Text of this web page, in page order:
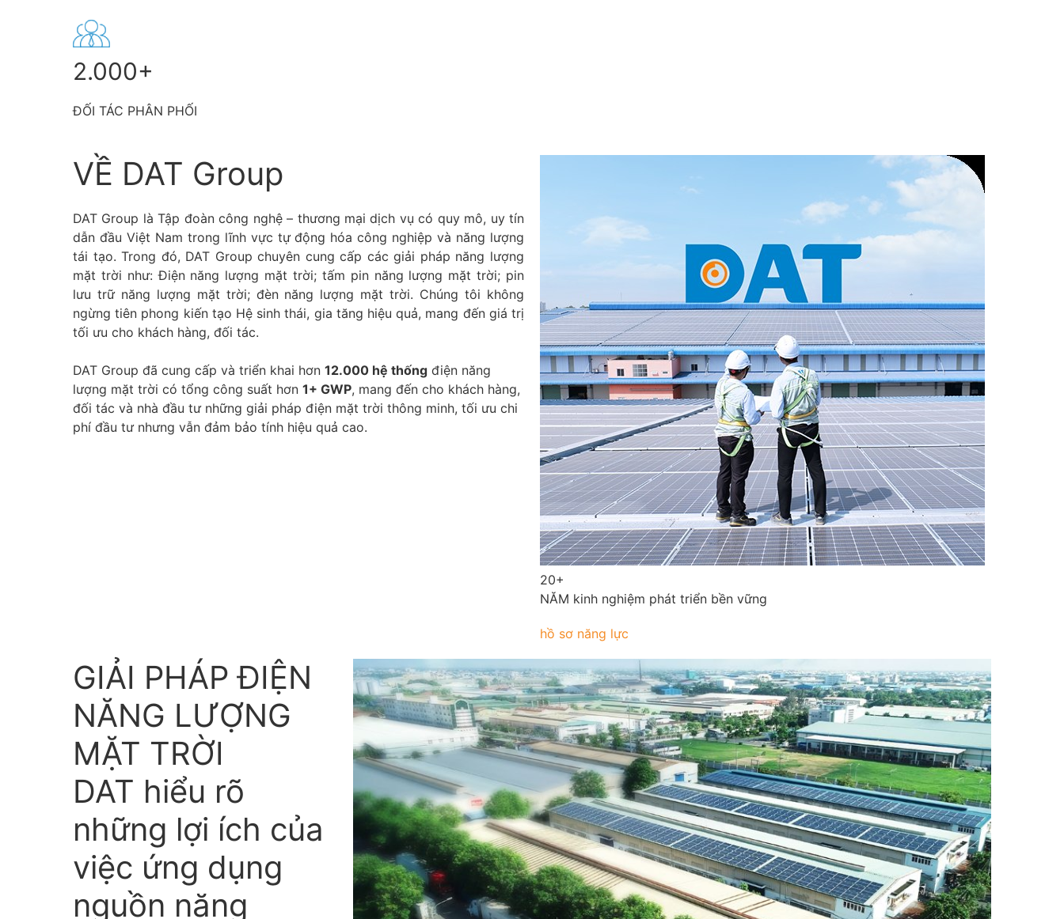
2.000+
ĐỐI TÁC PHÂN PHỐI
VỀ DAT Group
DAT Group là Tập đoàn công nghệ – thương mại dịch vụ có quy mô, uy tín
dẫn đầu Việt Nam trong lĩnh vực tự động hóa công nghiệp và năng lượng
tái tạo. Trong đó, DAT Group chuyên cung cấp các giải pháp năng lượng
mặt trời như: Điện năng lượng mặt trời; tấm pin năng lượng mặt trời; pin
lưu trữ năng lượng mặt trời; đèn năng lượng mặt trời. Chúng tôi không
ngừng tiên phong kiến tạo Hệ sinh thái, gia tăng hiệu quả, mang đến giá trị
tối ưu cho khách hàng, đối tác.
DAT Group đã cung cấp và triển khai hơn 12.000 hệ thống điện năng
lượng mặt trời có tổng công suất hơn 1+ GWP, mang đến cho khách hàng,
đối tác và nhà đầu tư những giải pháp điện mặt trời thông minh, tối ưu chi
phí đầu tư nhưng vẫn đảm bảo tính hiệu quả cao.
20+
NĂM kinh nghiệm phát triển bền vững
hồ sơ năng lực
GIẢI PHÁP ĐIỆN
NĂNG LƯỢNG
MẶT TRỜI
DAT hiểu rõ
những lợi ích của
việc ứng dụng
nguồn năng